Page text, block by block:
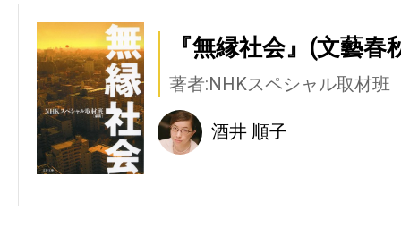
『無縁社会』(文藝春
著者:NHKスペシャル取材班
酒井 順子